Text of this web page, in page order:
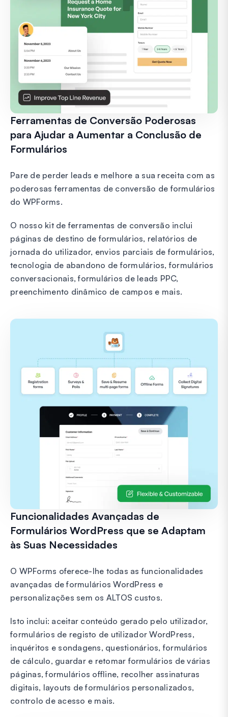
Ferramentas de Conversão Poderosas
para Ajudar a Aumentar a Conclusão de
Formulários
Pare de perder leads e melhore a sua receita com as
poderosas ferramentas de conversão de formulários
do WPForms.
O nosso kit de ferramentas de conversão inclui
páginas de destino de formulários, relatórios de
jornada do utilizador, envios parciais de formulários,
tecnologia de abandono de formulários, formulários
conversacionais, formulários de leads PPC,
preenchimento dinâmico de campos e mais.
Funcionalidades Avançadas de
Formulários WordPress que se Adaptam
às Suas Necessidades
O WPForms oferece-lhe todas as funcionalidades
avançadas de formulários WordPress e
personalizações sem os ALTOS custos.
Isto inclui: aceitar conteúdo gerado pelo utilizador,
formulários de registo de utilizador WordPress,
inquéritos e sondagens, questionários, formulários
de cálculo, guardar e retomar formulários de várias
páginas, formulários offline, recolher assinaturas
digitais, layouts de formulários personalizados,
controlo de acesso e mais.